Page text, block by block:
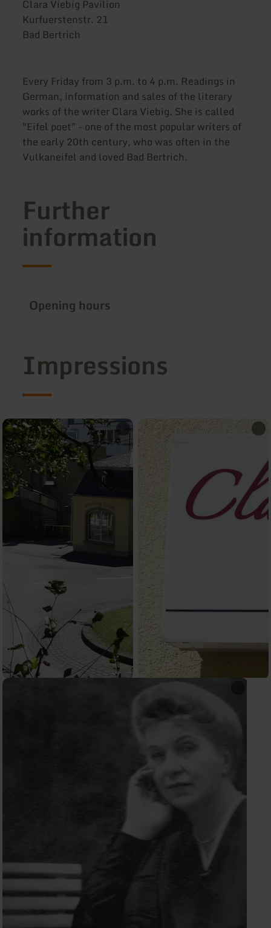
Clara Viebig Pavilion
Kurfuerstenstr. 21
Bad Bertrich
Every Friday from 3 p.m. to 4 p.m. Readings in
German, information and sales of the literary
works of the writer Clara Viebig. She is called
"Eifel poet" - one of the most popular writers of
the early 20th century, who was often in the
Vulkaneifel and loved Bad Bertrich.
Further
information
Opening hours
Impressions